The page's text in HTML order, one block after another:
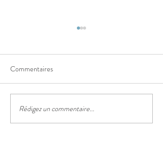
Le festival des lanternes
chinoises
Commentaires
Rédigez un commentaire...